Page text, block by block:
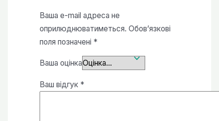
Ваша e-mail адреса не
оприлюднюватиметься. Обов’язкові
поля позначені *
Ваша оцінка
Ваш відгук *